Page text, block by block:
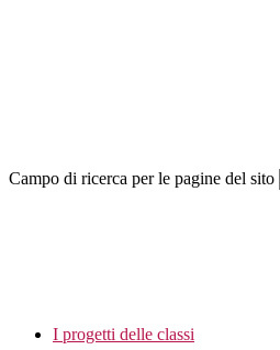
Campo di ricerca per le pagine del sito
I progetti delle classi